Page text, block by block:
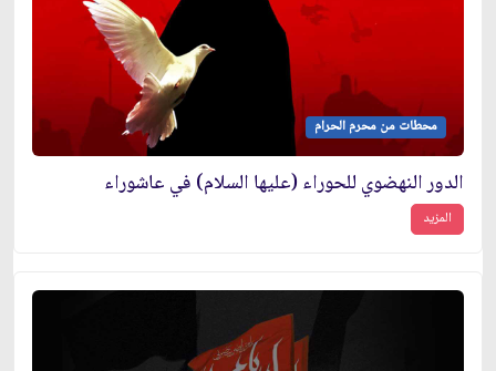
محطات من محرم الحرام
الدور النهضوي للحوراء (عليها السلام) في عاشوراء
المزيد